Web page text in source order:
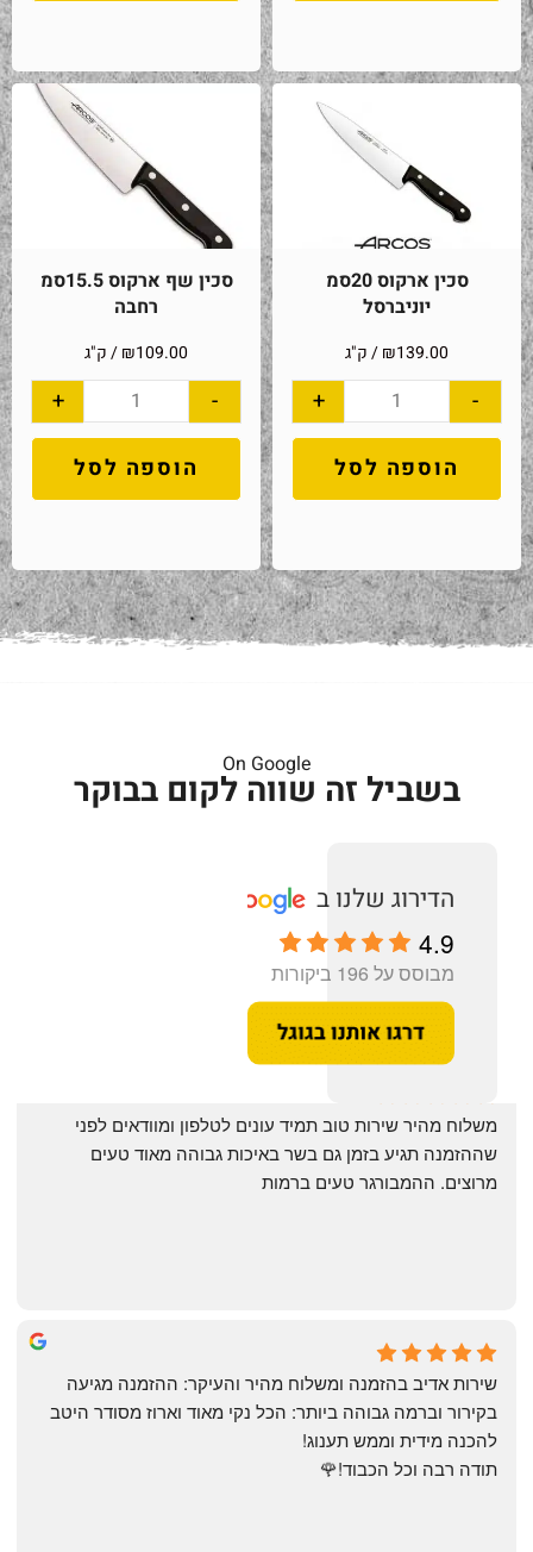
סכין ארקוס 20סמ
יוניברסל
₪139.00 / ק"ג
-
+
הוספה לסל
סכין שף ארקוס 15.5סמ
רחבה
₪109.00 / ק"ג
-
+
הוספה לסל
On Google
בשביל זה שווה לקום בבוקר
4.9
מבוסס על 196 ביקורות
May Azulay
a month ago
מרוצים. ההמבורגר טעים ברמות
להכנה מידית וממש תענוג!
תודה רבה וכל הכבוד!🌹